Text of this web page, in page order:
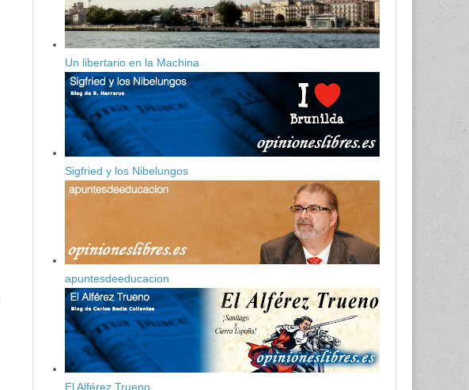
Un libertario en la Machina
Sigfried y los Nibelungos
apuntesdeeducacion
El Alférez Trueno